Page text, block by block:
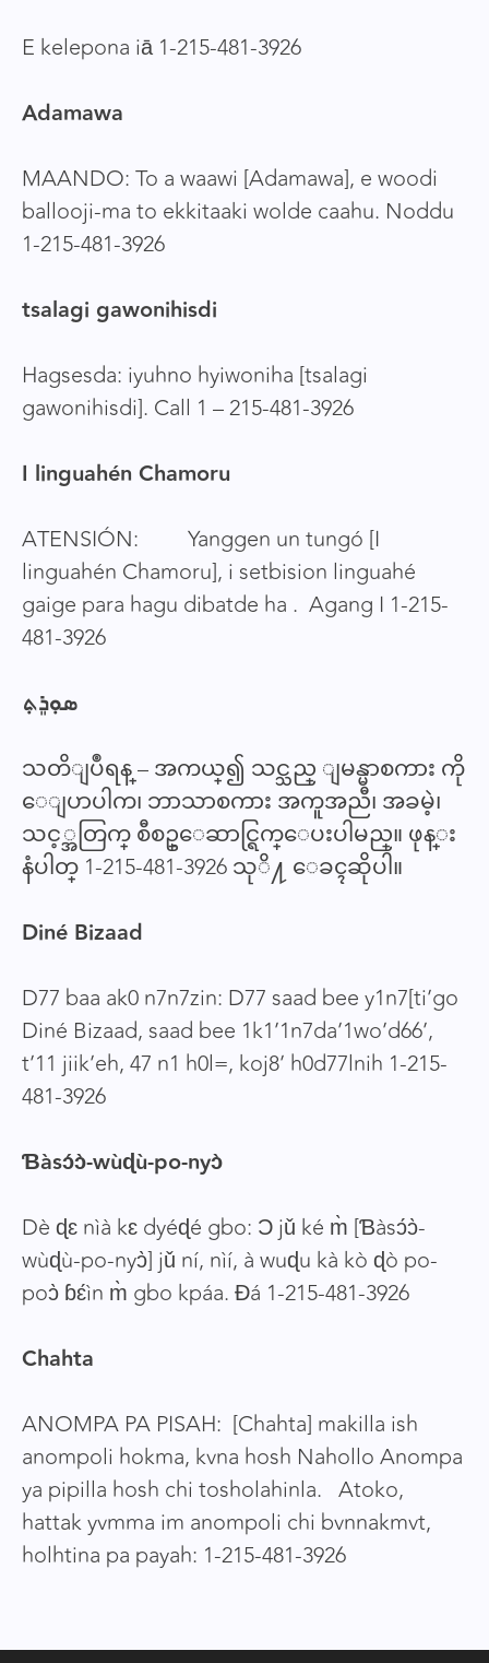
E kelepona iā 1-215-481-3926
Adamawa
MAANDO: To a waawi [Adamawa], e woodi
ballooji-ma to ekkitaaki wolde caahu. Noddu
1-215-481-3926
tsalagi gawonihisdi
Hagsesda: iyuhno hyiwoniha [tsalagi
gawonihisdi]. Call 1 – 215-481-3926
I linguahén Chamoru
ATENSIÓN: Yanggen un tungó [I
linguahén Chamoru], i setbision linguahé
gaige para hagu dibatde ha . Agang I 1-215-
481-3926
ܣܘܼܪܸܬ݂
သတိျပဳရန္ – အကယ္၍ သင္သည္ ျမန္မာစကား ကို
ေျပာပါက၊ ဘာသာစကား အကူအညီ၊ အခမဲ့၊
သင့္အတြက္ စီစဥ္ေဆာင္ရြက္ေပးပါမည္။ ဖုန္း
နံပါတ္ 1-215-481-3926 သုိ႔ ေခၚဆိုပါ။
Diné Bizaad
D77 baa ak0 n7n7zin: D77 saad bee y1n7[ti’go
Diné Bizaad, saad bee 1k1’1n7da’1wo’d66’,
t’11 jiik’eh, 47 n1 h0l=, koj8’ h0d77lnih 1-215-
481-3926
Ɓàsɔ́ɔ̀-wùɖù-po-nyɔ̀
Dè ɖɛ nìà kɛ dyéɖé gbo: Ɔ jǔ ké m̀ [Ɓàsɔ́ɔ̀-
wùɖù-po-nyɔ̀] jǔ ní, nìí, à wuɖu kà kò ɖò po-
poɔ̀ ɓɛ́ìn m̀ gbo kpáa. Ɖá 1-215-481-3926
Chahta
ANOMPA PA PISAH: [Chahta] makilla ish
anompoli hokma, kvna hosh Nahollo Anompa
ya pipilla hosh chi tosholahinla. Atoko,
hattak yvmma im anompoli chi bvnnakmvt,
holhtina pa payah: 1-215-481-3926